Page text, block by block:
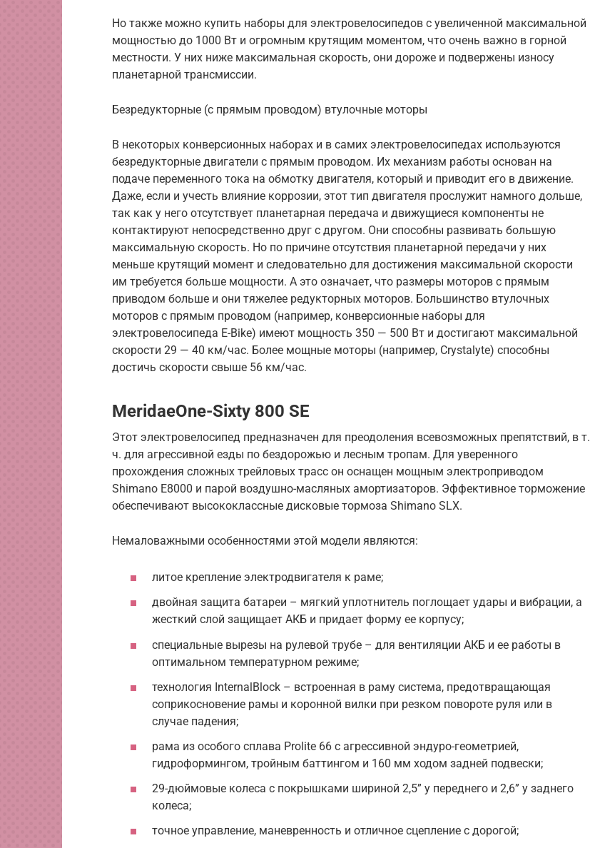
Но также можно купить наборы для электровелосипедов с увеличенной максимальной
мощностью до 1000 Вт и огромным крутящим моментом, что очень важно в горной
местности. У них ниже максимальная скорость, они дороже и подвержены износу
планетарной трансмиссии.
Безредукторные (с прямым проводом) втулочные моторы
В некоторых конверсионных наборах и в самих электровелосипедах используются
безредукторные двигатели с прямым проводом. Их механизм работы основан на
подаче переменного тока на обмотку двигателя, который и приводит его в движение.
Даже, если и учесть влияние коррозии, этот тип двигателя прослужит намного дольше,
так как у него отсутствует планетарная передача и движущиеся компоненты не
контактируют непосредственно друг с другом. Они способны развивать большую
максимальную скорость. Но по причине отсутствия планетарной передачи у них
меньше крутящий момент и следовательно для достижения максимальной скорости
им требуется больше мощности. А это означает, что размеры моторов с прямым
приводом больше и они тяжелее редукторных моторов. Большинство втулочных
моторов с прямым проводом (например, конверсионные наборы для
электровелосипеда E-Bike) имеют мощность 350 — 500 Вт и достигают максимальной
скорости 29 — 40 км/час. Более мощные моторы (например, Crystalyte) способны
достичь скорости свыше 56 км/час.
MeridaeOne-Sixty 800 SE
Этот электровелосипед предназначен для преодоления всевозможных препятствий, в т.
ч. для агрессивной езды по бездорожью и лесным тропам. Для уверенного
прохождения сложных трейловых трасс он оснащен мощным электроприводом
Shimano E8000 и парой воздушно-масляных амортизаторов. Эффективное торможение
обеспечивают высококлассные дисковые тормоза Shimano SLX.
Немаловажными особенностями этой модели являются:
литое крепление электродвигателя к раме;
двойная защита батареи – мягкий уплотнитель поглощает удары и вибрации, а
жесткий слой защищает АКБ и придает форму ее корпусу;
специальные вырезы на рулевой трубе – для вентиляции АКБ и ее работы в
оптимальном температурном режиме;
технология InternalBlock – встроенная в раму система, предотвращающая
соприкосновение рамы и коронной вилки при резком повороте руля или в
случае падения;
рама из особого сплава Prolite 66 с агрессивной эндуро-геометрией,
гидроформингом, тройным баттингом и 160 мм ходом задней подвески;
29-дюймовые колеса с покрышками шириной 2,5” у переднего и 2,6” у заднего
колеса;
точное управление, маневренность и отличное сцепление с дорогой;